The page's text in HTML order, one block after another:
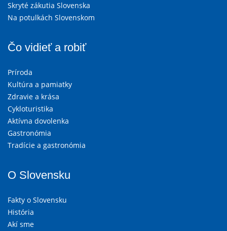
Skryté zákutia Slovenska
Na potulkách Slovenskom
Čo vidieť a robiť
Príroda
Kultúra a pamiatky
Zdravie a krása
Cykloturistika
Aktívna dovolenka
Gastronómia
Tradície a gastronómia
O Slovensku
Fakty o Slovensku
História
Akí sme